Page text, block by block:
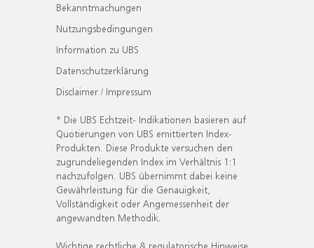
Bekanntmachungen
Nutzungsbedingungen
Information zu UBS
Datenschutzerklärung
Disclaimer / Impressum
* Die UBS Echtzeit- Indikationen basieren auf
Quotierungen von UBS emittierten Index-
Produkten. Diese Produkte versuchen den
zugrundeliegenden Index im Verhältnis 1:1
nachzufolgen. UBS übernimmt dabei keine
Gewährleistung für die Genauigkeit,
Vollständigkeit oder Angemessenheit der
angewandten Methodik.